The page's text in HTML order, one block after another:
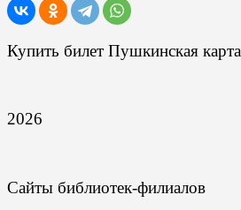
Купить билет Пушкинская карта
2026
Сайты библиотек-филиалов